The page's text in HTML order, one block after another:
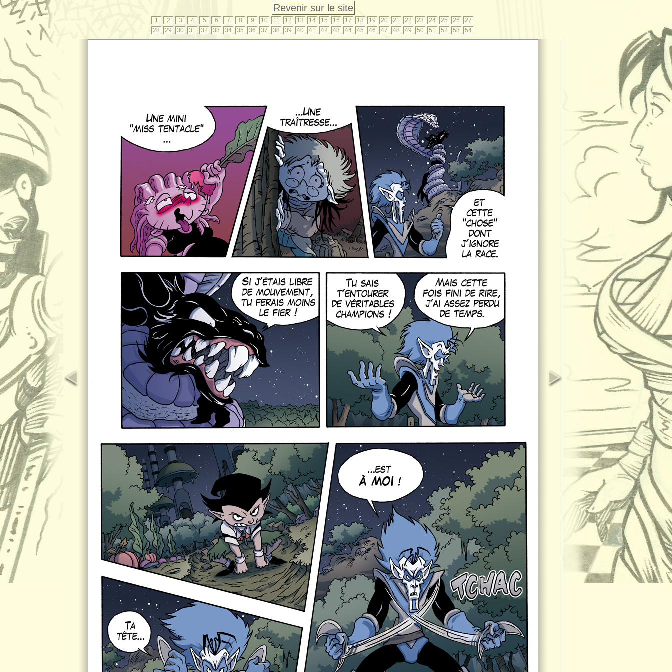
Revenir sur le site
1 2 3 4 5 6 7 8 9 10 11 12 13 14 15 16 17 18 19 20 21 22 23 24 25 26
27
28
29 30 31 32 33 34 35 36 37 38 39 40 41 42 43 44 45 46 47 48 49 50 51 52 53 54